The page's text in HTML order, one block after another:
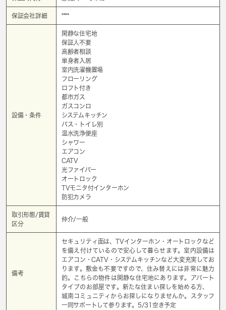
保証会社詳細 ****
設備・条件
閑静な住宅地
保証人不要
高齢者相談
単身者入居
室内洗濯機置場
フローリング
ロフト付き
都市ガス
ガスコンロ
システムキッチン
バス・トイレ別
温水洗浄便座
シャワー
エアコン
CATV
光ファイバー
オートロック
TVモニタ付インターホン
防犯カメラ
取引形態/賃貸
区分
仲介/一般
備考
セキュリティ面は、TVインターホン・オートロックなど
を備え付けているので安心して暮らせます。室内設備は
エアコン・CATV・システムキッチンなど大変充実してお
ります。敷金も不要ですので、住み替えには非常に魅力
的。こちらの物件は閑静な住宅地にあります。アパート
タイプのお部屋です。新たな住まい探しを始める方、
城南コミュニティからお探しになりませんか。スタッフ
一同サポートして参ります。5/31空き予定